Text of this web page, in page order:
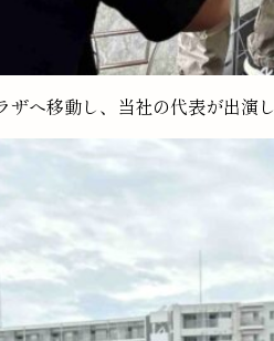
ザへ移動し、当社の代表が出演